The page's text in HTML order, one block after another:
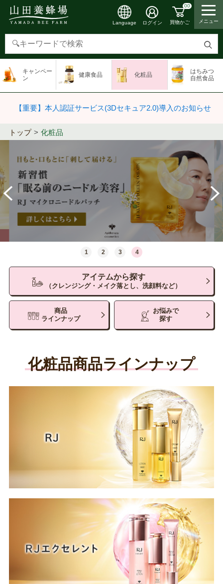
検
す
Language ログイン
00
買物かご メニュー
キャンペー
ン
健康食品 化粧品
はちみつ
自然食品
【重要】本人認証サービス(3Dセキュア2.0)導入のお知らせ
トップ 化粧品
1 2 3 4
アイテムから探す
（クレンジング・メイク落とし、洗顔料など）
商品
ラインナップ
お悩みで
探す
化粧品商品ラインナップ